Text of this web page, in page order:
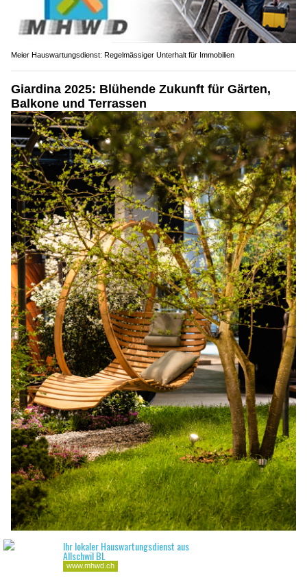
Meier Hauswartungsdienst: Regelmässiger Unterhalt für Immobilien
Giardina 2025: Blühende Zukunft für Gärten,
Balkone und Terrassen
VON BELMEDIA REDAKTION
Die 24. Ausgabe der Giardina zog zahlreiche
Gartenliebhaber in die Messe Zürich. Mit eindrucksvollen